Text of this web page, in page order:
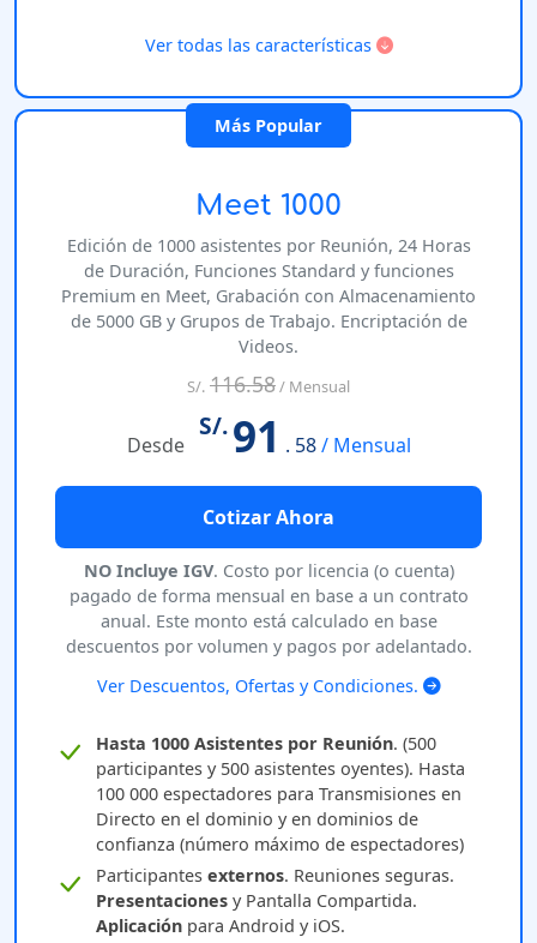
Ver todas las características
Más Popular
Meet 1000
Edición de 1000 asistentes por Reunión, 24 Horas
de Duración, Funciones Standard y funciones
Premium en Meet, Grabación con Almacenamiento
de 5000 GB y Grupos de Trabajo. Encriptación de
Videos.
S/. 116.58/ Mensual
Desde
S/. 91 . 58/ Mensual
Cotizar Ahora
NO Incluye IGV. Costo por licencia (o cuenta)
pagado de forma mensual en base a un contrato
anual. Este monto está calculado en base
descuentos por volumen y pagos por adelantado.
Ver Descuentos, Ofertas y Condiciones.
Hasta 1000 Asistentes por Reunión. (500
participantes y 500 asistentes oyentes). Hasta
100 000 espectadores para Transmisiones en
Directo en el dominio y en dominios de
confianza (número máximo de espectadores)
Participantes externos. Reuniones seguras.
Presentacionesy Pantalla Compartida.
Aplicaciónpara Android y iOS.